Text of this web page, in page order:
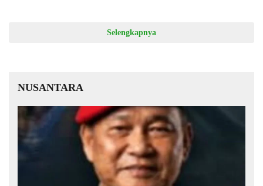
Selengkapnya
NUSANTARA